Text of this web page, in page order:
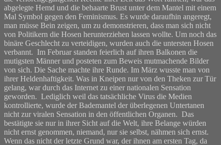
abgelegte Hemd und die behaarte Brust unter dem Mantel mit einem
Mal Symbol gegen den Feminismus. Es wurde daraufhin angeregt,
man müsse Bein zeigen, um zu demonstrieren, dass man sich nicht
von Politikern die Hosen herunterziehen lassen wollte. Um noch das
binäre Geschlecht zu verteidigen, wurden auch die untersten Hosen
verbannt. Im Februar standen feierlich auf ihren Balkonen die
mutigsten Männer und posteten zum Beweis mutmachende Bilder
von sich. Die Sache machte ihre Runde. Im März wusste man von
ihrer Heldenhaftigkeit. Was in Kneipen nur von den Theken zur Tür
gelang, war durch das Internet zu einer nationalen Sensation
geworden. Lediglich weil das tatsächliche Virus die Medien
kontrollierte, wurde der Bademantel der überlegenen Untertanen
nicht zur viralen Sensation in den öffentlichen Organen. Das
bestätigte sie nur in ihrer Sicht auf die Welt, ihre Belange würden
nicht ernst genommen, niemand, nur sie selbst, nähmen sich ernst.
Wenn das nicht der letzte Grund war, der ihnen am ersten Tag, da